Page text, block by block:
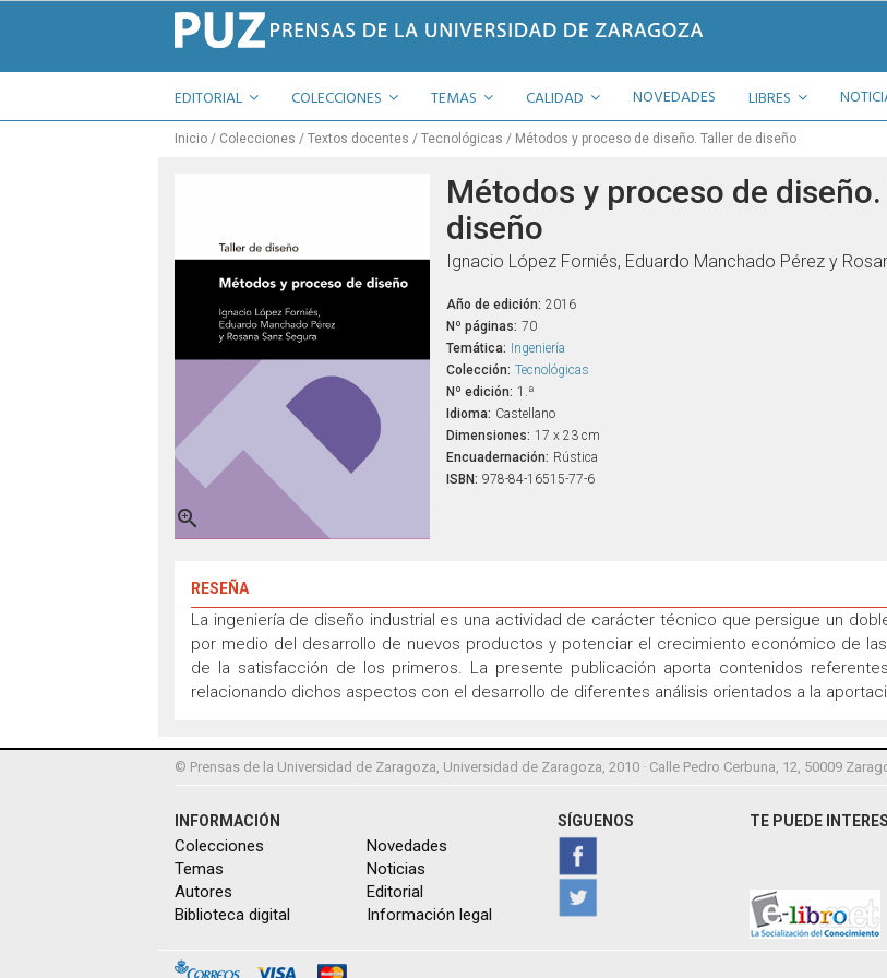
EDITORIAL COLECCIONES TEMAS CALIDAD NOVEDADES LIBRES
Inicio Colecciones Textos docentes Tecnológicas Métodos y proceso de diseño. Taller de diseño

Métodos y proceso de
diseño
Ignacio López Forniés, Eduardo Manchado Pérez y
Año de edición: 2016
Nº páginas: 70
Temática:
Ingeniería
Colección: Tecnológicas
Nº edición: 1.ª
Idioma: Castellano
Dimensiones: 17 x 23 cm
Encuadernación: Rústica
ISBN: 978-84-16515-77-6
RESEÑA
La ingeniería de diseño industrial es una actividad de carácter técnico que persigue un
por medio del desarrollo de nuevos productos y potenciar el crecimiento económico de
de la satisfacción de los primeros. La presente publicación aporta contenidos
relacionando dichos aspectos con el desarrollo de diferentes análisis orientados a la
© Prensas de la Universidad de Zaragoza, Universidad de Zaragoza, 2010 · Calle Pedro Cerbuna, 12, 50009
INFORMACIÓN
Colecciones
Temas
Autores
Biblioteca digital
Novedades
Noticias
Editorial
Información legal
SÍGUENOS TE PUEDE